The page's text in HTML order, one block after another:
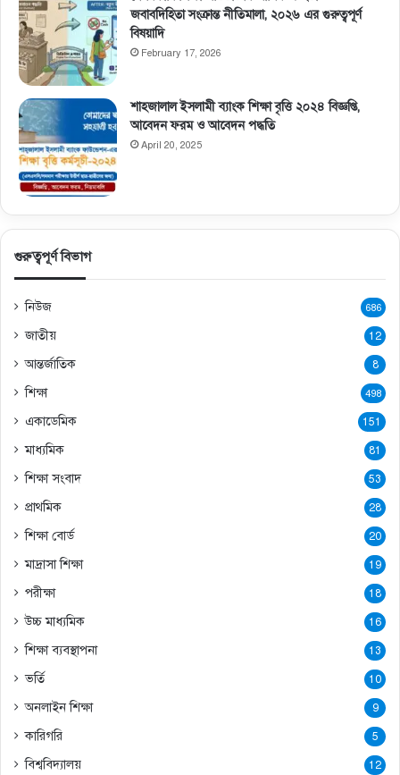
জবাবদিহিতা সংক্রান্ত নীতিমালা, ২০২৬ এর গুরুত্বপূর্ণ
বিষয়াদি
February 17, 2026
শাহজালাল ইসলামী ব্যাংক শিক্ষা বৃত্তি ২০২৪ বিজ্ঞপ্তি,
আবেদন ফরম ও আবেদন পদ্ধতি
April 20, 2025
গুরুত্বপূর্ণ বিভাগ
নিউজ 686
জাতীয় 12
আন্তর্জাতিক 8
শিক্ষা 498
একাডেমিক 151
মাধ্যমিক 81
শিক্ষা সংবাদ 53
প্রাথমিক 28
শিক্ষা বোর্ড 20
মাদ্রাসা শিক্ষা 19
পরীক্ষা 18
উচ্চ মাধ্যমিক 16
শিক্ষা ব্যবস্থাপনা 13
ভর্তি 10
অনলাইন শিক্ষা 9
কারিগরি 5
বিশ্ববিদ্যালয় 12